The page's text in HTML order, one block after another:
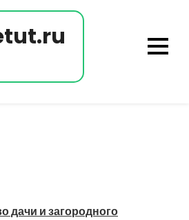
дачи и загородного